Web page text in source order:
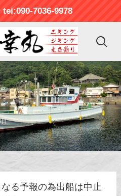
tei:090-7036-9978
る予報の為出船は中止